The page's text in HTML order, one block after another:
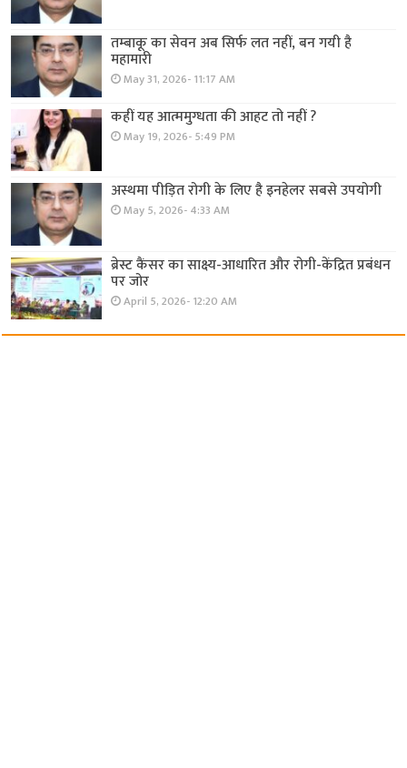
तम्बाकू का सेवन अब सिर्फ लत नहीं, बन गयी है
महामारी
May 31, 2026- 11:17 AM
कहीं यह आत्ममुग्धता की आहट तो नहीं ?
May 19, 2026- 5:49 PM
अस्थमा पीड़ित रोगी के लिए है इनहेलर सबसे उपयोगी
May 5, 2026- 4:33 AM
ब्रेस्ट कैंसर का साक्ष्य-आधारित और रोगी-केंद्रित प्रबंधन
पर जोर
April 5, 2026- 12:20 AM